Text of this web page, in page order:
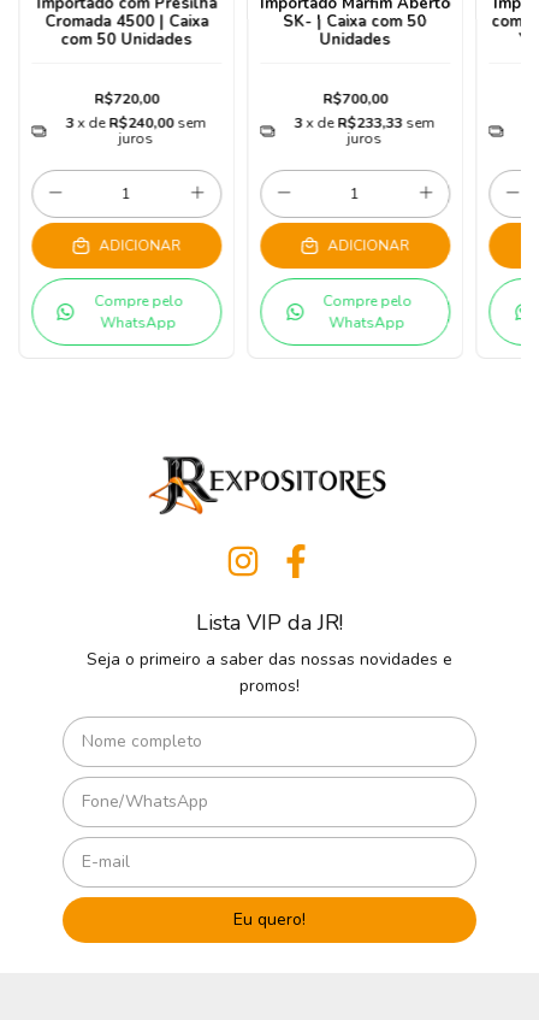
Cromada 4500 | Caixa
com 50 Unidades
R$720,00
3x deR$240,00 sem
juros
ADICIONAR
Compre pelo
WhatsApp
SK- | Caixa com 50
Unidades
R$700,00
3x deR$233,33sem
juros
ADICIONAR
Compre pelo
WhatsApp
com
Lista VIP da JR!
Seja o primeiro a saber das nossas novidades e
promos!